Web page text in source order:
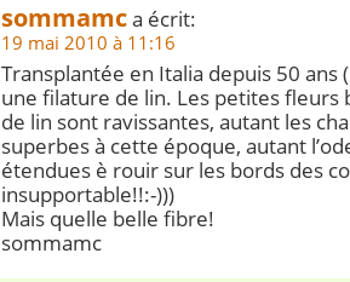
sommamca écrit:
19 mai 2010 à 11:16
Transplantée en Italia depuis 50 ans
une filature de lin. Les petites fleurs
de lin sont ravissantes, autant les
superbes à cette époque, autant
étendues è rouir sur les bords des
insupportable!!:-)))
Mais quelle belle fibre!
sommamc